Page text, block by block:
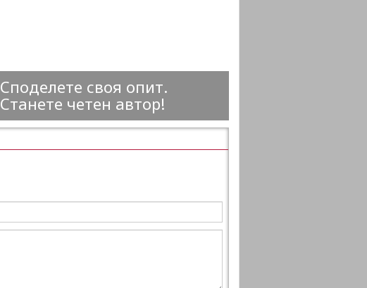
Споделете своя опит.
Станете четен автор!